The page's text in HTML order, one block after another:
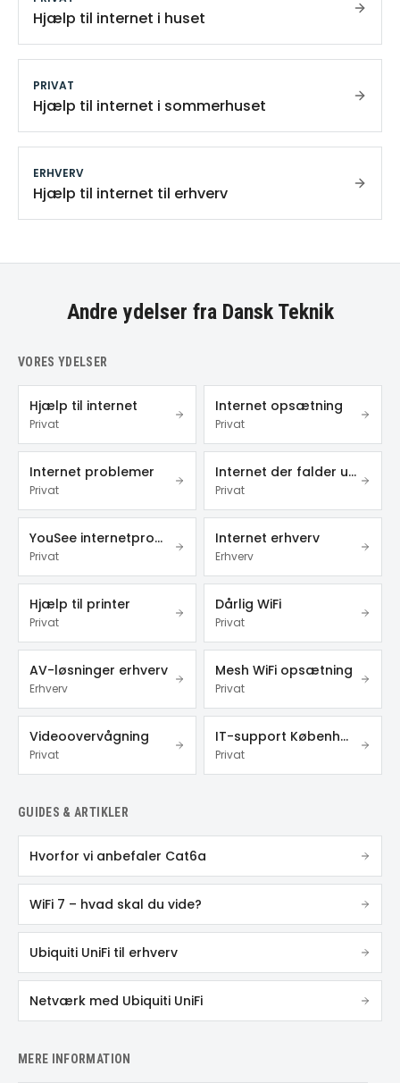
Hjælp til internet i huset
PRIVAT
Hjælp til internet i sommerhuset
ERHVERV
Hjælp til internet til erhverv
Andre ydelser fra Dansk Teknik
VORES YDELSER
Hjælp til internet
Privat
Internet opsætning
Privat
Internet problemer
Privat
Internet der falder ud
Privat
YouSee internetproblemer
Privat
Internet erhverv
Erhverv
Hjælp til printer
Privat
Dårlig WiFi
Privat
AV-løsninger erhverv
Erhverv
Mesh WiFi opsætning
Privat
Videoovervågning
Privat
IT-support København
Privat
GUIDES & ARTIKLER
Hvorfor vi anbefaler Cat6a
WiFi 7 – hvad skal du vide?
Ubiquiti UniFi til erhverv
Netværk med Ubiquiti UniFi
MERE INFORMATION